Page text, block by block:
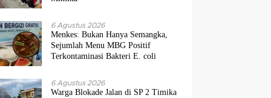
6 Agustus 2026
Menkes: Bukan Hanya Semangka,
Sejumlah Menu MBG Positif
Terkontaminasi Bakteri E. coli
6 Agustus 2026
Warga Blokade Jalan di SP 2 Timika